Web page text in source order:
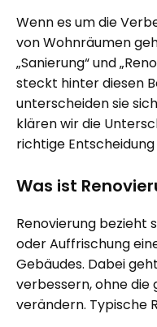
Wenn es um die
von Wohnräumen
„Sanierung“ und
steckt hinter diesen
unterscheiden sie
klären wir die
richtige
Was ist
Renovierung bezieht
oder Auffrischung
Gebäudes. Dabei
verbessern, ohne die
verändern. Typische